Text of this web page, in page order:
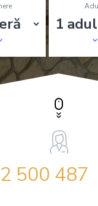
500 487